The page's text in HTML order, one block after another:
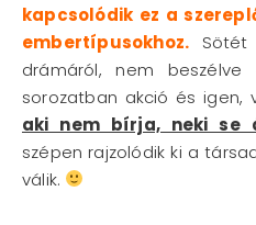
kapcsolódik ez a
embertípusokhoz.
drámáról, nem
sorozatban akció és igen,
aki nem bírja, neki se
szépen rajzolódik ki a
válik.